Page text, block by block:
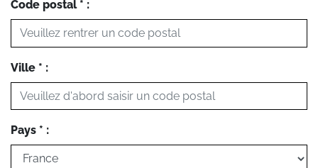
Code postal * :
Ville * :
Pays * :